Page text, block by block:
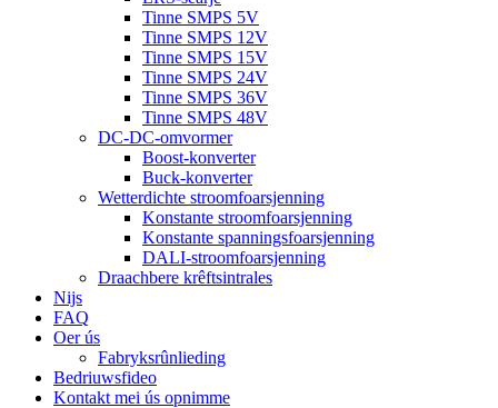
Tinne SMPS 5V
Tinne SMPS 12V
Tinne SMPS 15V
Tinne SMPS 24V
Tinne SMPS 36V
Tinne SMPS 48V
DC-DC-omvormer
Boost-konverter
Buck-konverter
Wetterdichte stroomfoarsjenning
Konstante stroomfoarsjenning
Konstante spanningsfoarsjenning
DALI-stroomfoarsjenning
Draachbere krêftsintrales
Nijs
FAQ
Oer ús
Fabryksrûnlieding
Bedriuwsfideo
Kontakt mei ús opnimme